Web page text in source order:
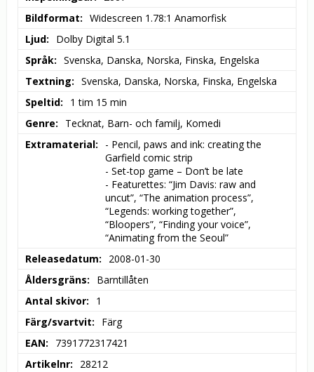
Bildformat
Widescreen 1.78:1 Anamorfisk
Ljud
Dolby Digital 5.1
Språk
Svenska, Danska, Norska, Finska, Engelska
Textning
Svenska, Danska, Norska, Finska, Engelska
Speltid
1 tim 15 min
Genre
Tecknat, Barn- och familj, Komedi
Extramaterial
- Pencil, paws and ink: creating the
Garfield comic strip
- Set-top game – Don’t be late
- Featurettes: “Jim Davis: raw and
uncut”, “The animation process”,
“Legends: working together”,
“Bloopers”, “Finding your voice”,
“Animating from the Seoul”
Releasedatum
2008-01-30
Åldersgräns
Barntillåten
Antal skivor
1
Färg/svartvit
Färg
EAN
7391772317421
Artikelnr
28212